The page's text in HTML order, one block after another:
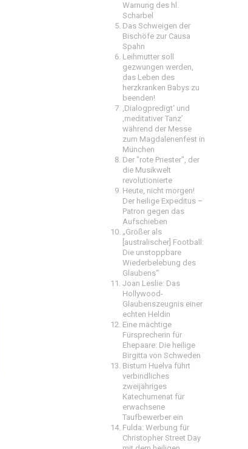
Warnung des hl.
Scharbel
Das Schweigen der
Bischöfe zur Causa
Spahn
Leihmutter soll
gezwungen werden,
das Leben des
herzkranken Babys zu
beenden!
‚Dialogpredigt‘ und
‚meditativer Tanz’
während der Messe
zum Magdalenenfest in
München
Der "rote Priester", der
die Musikwelt
revolutionierte
Heute, nicht morgen!
Der heilige Expeditus –
Patron gegen das
Aufschieben
„Größer als
[australischer] Football:
Die unstoppbare
Wiederbelebung des
Glaubens“
Joan Leslie: Das
Hollywood-
Glaubenszeugnis einer
echten Heldin
Eine mächtige
Fürsprecherin für
Ehepaare: Die heilige
Birgitta von Schweden
Bistum Huelva führt
verbindliches
zweijähriges
Katechumenat für
erwachsene
Taufbewerber ein
Fulda: Werbung für
Christopher Street Day